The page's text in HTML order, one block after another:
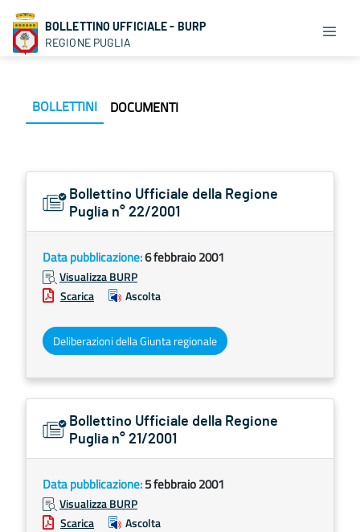
BOLLETTINO UFFICIALE - BURP
REGIONE PUGLIA
BOLLETTINI DOCUMENTI
Bollettino Ufficiale della Regione
Puglia n° 22/2001
Data pubblicazione:6 febbraio 2001
Visualizza BURP
Scarica
Ascolta
Deliberazioni della Giunta regionale
Bollettino Ufficiale della Regione
Puglia n° 21/2001
Data pubblicazione:5 febbraio 2001
Visualizza BURP
Scarica
Ascolta